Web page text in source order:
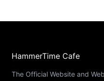
HammerTime Cafe
The Official Website and